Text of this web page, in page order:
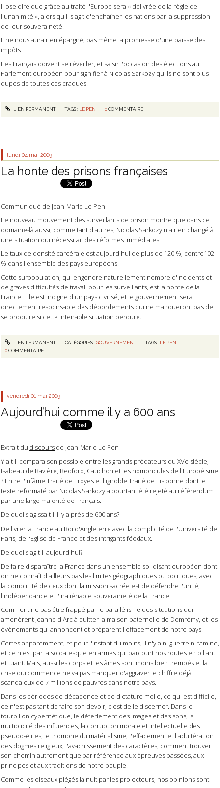
Il ose dire que grâce au traité l'Europe sera « délivrée de la règle de
l'unanimité », alors qu'il s'agit d'enchaîner les nations par la suppression
de leur souveraineté.
Il ne nous aura rien épargné, pas même la promesse d'une baisse des
impôts !
Les Français doivent se réveiller, et saisir l'occasion des élections au
Parlement européen pour signifier à Nicolas Sarkozy qu'ils ne sont plus
dupes de toutes ces craques.
LIEN PERMANENT TAGS : LE PEN 0COMMENTAIRE
lundi 04 mai 2009
La honte des prisons françaises
Communiqué de Jean-Marie Le Pen
Le nouveau mouvement des surveillants de prison montre que dans ce
domaine-là aussi, comme tant d'autres, Nicolas Sarkozy n'a rien changé à
une situation qui nécessitait des réformes immédiates.
Le taux de densité carcérale est aujourd'hui de plus de 120 %, contre102
% dans l'ensemble des pays européens.
Cette surpopulation, qui engendre naturellement nombre d'incidents et
de graves difficultés de travail pour les surveillants, est la honte de la
France. Elle est indigne d'un pays civilisé, et le gouvernement sera
directement responsable des débordements qui ne manqueront pas de
se produire si cette intenable situation perdure.
LIEN PERMANENT CATÉGORIES :GOUVERNEMENT TAGS : LE PEN
0COMMENTAIRE
vendredi 01 mai 2009
Aujourd’hui comme il y a 600 ans
Extrait du discours de Jean-Marie Le Pen
Y a t-il comparaison possible entre les grands prédateurs du XVe siècle,
Isabeau de Bavière, Bedford, Cauchon et les homoncules de l'Européisme
? Entre l'infâme Traité de Troyes et l'ignoble Traité de Lisbonne dont le
texte reformaté par Nicolas Sarkozy a pourtant été rejeté au référendum
par une large majorité de Français.
De quoi s'agissait-il il y a près de 600 ans?
De livrer la France au Roi d'Angleterre avec la complicité de l'Université de
Paris, de l'Eglise de France et des intrigants féodaux.
De quoi s'agit-il aujourd'hui?
De faire disparaître la France dans un ensemble soi-disant européen dont
on ne connaît d'ailleurs pas les limites géographiques ou politiques, avec
la complicité de ceux dont la mission sacrée est de défendre l'unité,
l'indépendance et l'inaliénable souveraineté de la France.
Comment ne pas être frappé par le parallélisme des situations qui
amenèrent Jeanne d'Arc à quitter la maison paternelle de Domrémy, et les
évènements qui annoncent et préparent l'effacement de notre pays.
Certes apparemment, et pour l'instant du moins, il n'y a ni guerre ni famine,
et ce n'est par la soldatesque en armes qui parcourt nos routes en pillant
et tuant. Mais, aussi les corps et les âmes sont moins bien trempés et la
crise qui commence ne va pas manquer d'aggraver le chiffre déjà
scandaleux de 7 millions de pauvres dans notre pays.
Dans les périodes de décadence et de dictature molle, ce qui est difficile,
ce n'est pas tant de faire son devoir, c'est de le discerner. Dans le
tourbillon cybernétique, le déferlement des images et des sons, la
multiplicité des influences, la corruption morale et intellectuelle des
pseudo-élites, le triomphe du matérialisme, l'effacement et l'adultération
des dogmes religieux, l'avachissement des caractères, comment trouver
son chemin autrement que par référence aux épreuves passées, aux
principes et aux traditions de notre peuple.
Comme les oiseaux piégés la nuit par les projecteurs, nos opinions sont